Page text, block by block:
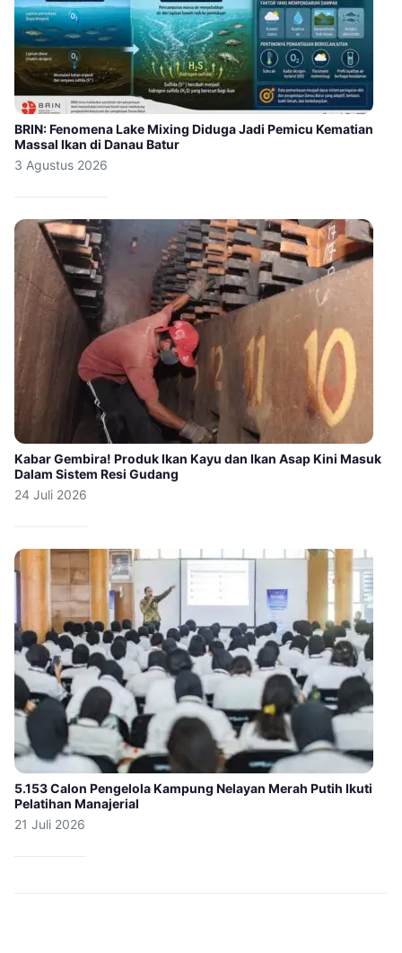
BRIN: Fenomena Lake Mixing Diduga Jadi Pemicu Kematian
Massal Ikan di Danau Batur
3 Agustus 2026
Kabar Gembira! Produk Ikan Kayu dan Ikan Asap Kini Masuk
Dalam Sistem Resi Gudang
24 Juli 2026
5.153 Calon Pengelola Kampung Nelayan Merah Putih Ikuti
Pelatihan Manajerial
21 Juli 2026